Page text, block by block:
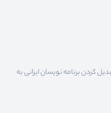
کردن برنامه نویسان ایرانی به